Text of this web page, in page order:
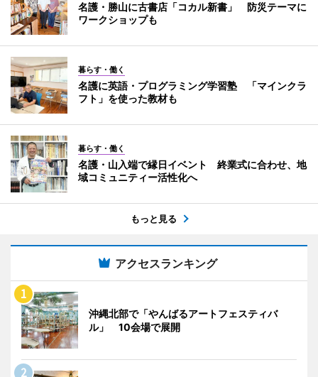
名護・勝山に古書店「コカル新書」 防災テーマに
ワークショップも
暮らす・働く
名護に英語・プログラミング学習塾 「マインクラ
フト」を使った教材も
暮らす・働く
名護・山入端で縁日イベント 終業式に合わせ、地
域コミュニティー活性化へ
もっと見る
アクセスランキング
沖縄北部で「やんばるアートフェスティバ
ル」 10会場で展開